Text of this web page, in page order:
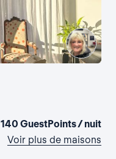
140 GuestPoints / nuit
Voir plus de maisons